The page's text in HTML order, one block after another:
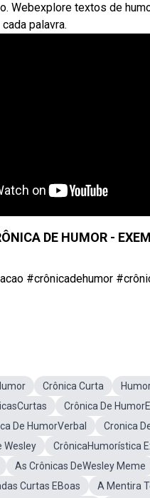
Webexplore textos de
palavra.
DE HUMOR -
#crônicadehumor
Crônica Curta
Crônica De
De HumorVerbal Cronica
Wesley CrônicaHumorística
As Crônicas DeWesley Meme
Curtas EBoas A Mentira